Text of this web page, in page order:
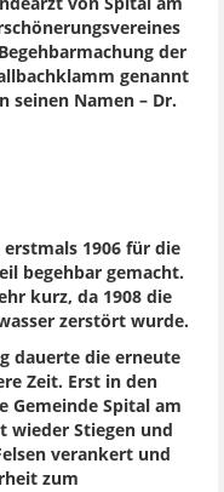
von Spital am
der
genannt
seinen Namen – Dr.
erstmals 1906 für die
begehbar gemacht.
kurz, da 1908 die
zerstört wurde.
dauerte die erneute
Zeit. Erst in den
Gemeinde Spital am
wieder Stiegen und
verankert und
zum